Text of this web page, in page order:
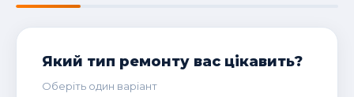
Який тип ремонту вас цікавить?
Оберіть один варіант